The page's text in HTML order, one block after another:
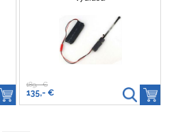
189,- €
135,- €